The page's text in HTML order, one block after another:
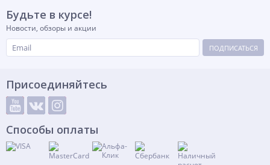
Будьте в курсе!
Новости, обзоры и акции
ПОДПИСАТЬСЯ
Присоединяйтесь
Способы оплаты